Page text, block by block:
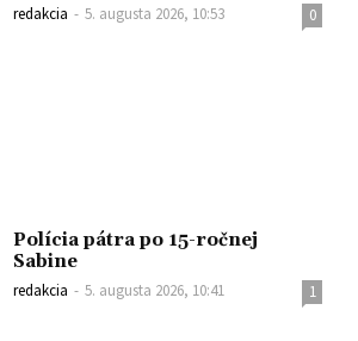
redakcia - 5. augusta 2026, 10:53 0
Polícia pátra po 15-ročnej
Sabine
redakcia - 5. augusta 2026, 10:41 1